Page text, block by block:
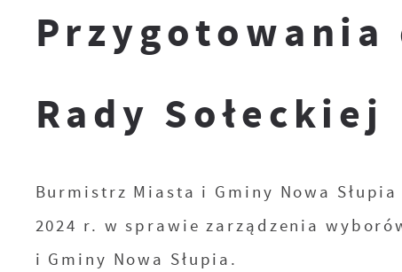
Przygotowania
Rady Sołeckiej
Burmistrz Miasta i Gminy Nowa
2024 r. w sprawie zarządzenia
i Gminy Nowa Słupia.